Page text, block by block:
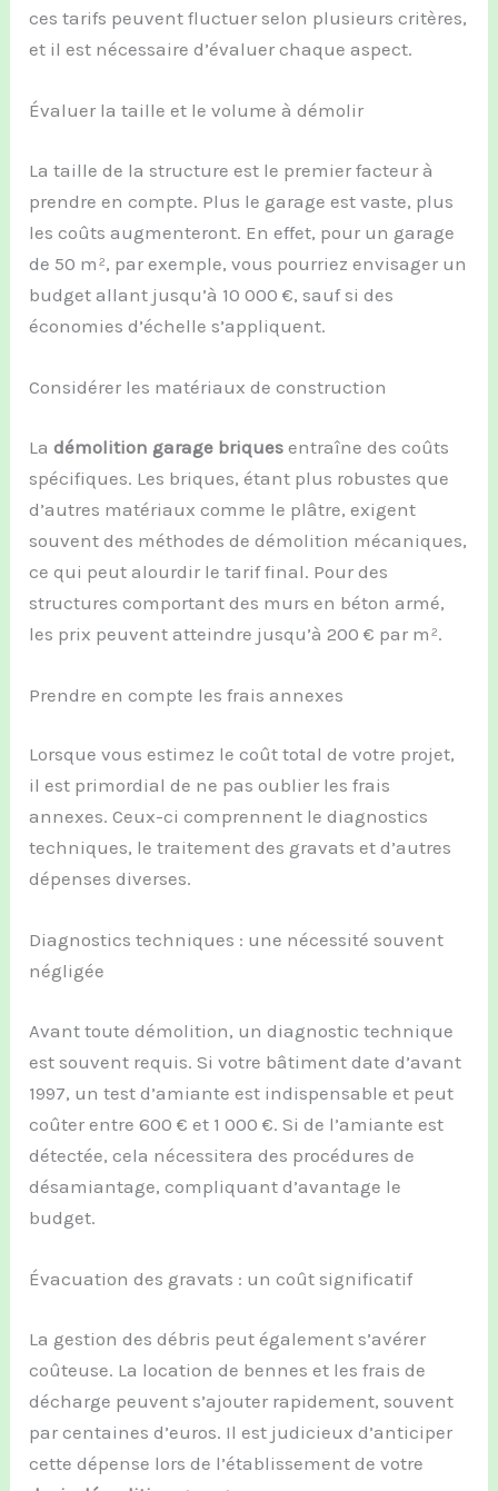
ces tarifs peuvent fluctuer selon plusieurs critères,
et il est nécessaire d’évaluer chaque aspect.
Évaluer la taille et le volume à démolir
La taille de la structure est le premier facteur à
prendre en compte. Plus le garage est vaste, plus
les coûts augmenteront. En effet, pour un garage
de 50 m², par exemple, vous pourriez envisager un
budget allant jusqu’à 10 000 €, sauf si des
économies d’échelle s’appliquent.
Considérer les matériaux de construction
Ladémolition garage briques entraîne des coûts
spécifiques. Les briques, étant plus robustes que
d’autres matériaux comme le plâtre, exigent
souvent des méthodes de démolition mécaniques,
ce qui peut alourdir le tarif final. Pour des
structures comportant des murs en béton armé,
les prix peuvent atteindre jusqu’à 200 € par m².
Prendre en compte les frais annexes
Lorsque vous estimez le coût total de votre projet,
il est primordial de ne pas oublier les frais
annexes. Ceux-ci comprennent le diagnostics
techniques, le traitement des gravats et d’autres
dépenses diverses.
Diagnostics techniques : une nécessité souvent
négligée
Avant toute démolition, un diagnostic technique
est souvent requis. Si votre bâtiment date d’avant
1997, un test d’amiante est indispensable et peut
coûter entre 600 € et 1 000 €. Si de l’amiante est
détectée, cela nécessitera des procédures de
désamiantage, compliquant d’avantage le
budget.
Évacuation des gravats : un coût significatif
La gestion des débris peut également s’avérer
coûteuse. La location de bennes et les frais de
décharge peuvent s’ajouter rapidement, souvent
par centaines d’euros. Il est judicieux d’anticiper
cette dépense lors de l’établissement de votre